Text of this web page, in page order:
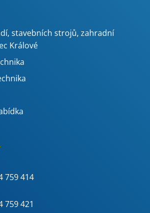
stavebních strojů, zahradní
Králové
759 414
759 421